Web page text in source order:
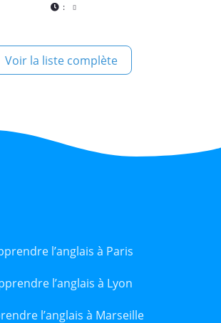
:
Voir la liste complète
l’anglais à Paris
l’anglais à Lyon
l’anglais à Marseille